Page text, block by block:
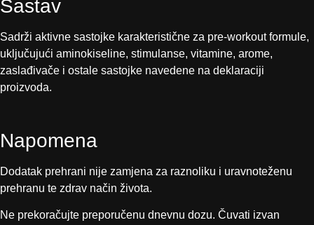
Sastav
Sadrži aktivne sastojke karakteristične za pre-workout formule,
uključujući aminokiseline, stimulanse, vitamine, arome,
zaslađivače i ostale sastojke navedene na deklaraciji
proizvoda.
Napomena
Dodatak prehrani nije zamjena za raznoliku i uravnoteženu
prehranu te zdrav način života.
Ne prekoračujte preporučenu dnevnu dozu. Čuvati izvan